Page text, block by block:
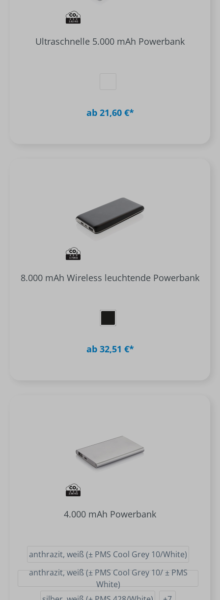
Ultraschnelle 5.000 mAh Powerbank
ab 21,60 €*
8.000 mAh Wireless leuchtende Powerbank
ab 32,51 €*
4.000 mAh Powerbank
anthrazit, weiß (± PMS Cool Grey 10/White)
anthrazit, weiß (± PMS Cool Grey 10/ ± PMS
White)